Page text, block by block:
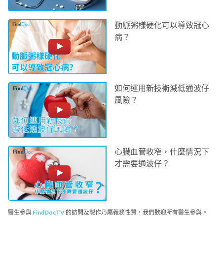
動脈粥樣硬化可以導致冠心
病？
如何運用新技術減低通波仔
風險？
心臟血管收窄，什麼情況下
才需要通波仔？
醫生參與 FindDocTV 的訪問及製作乃屬義務性質，我們歡迎所有醫生參與。